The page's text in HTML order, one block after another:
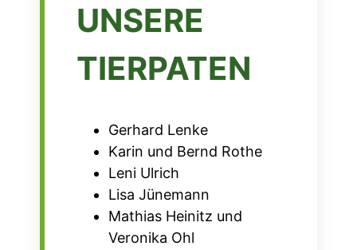
UNSERE
TIERPATEN
Gerhard Lenke
Karin und Bernd Rothe
Leni Ulrich
Lisa Jünemann
Mathias Heinitz und
Veronika Ohl